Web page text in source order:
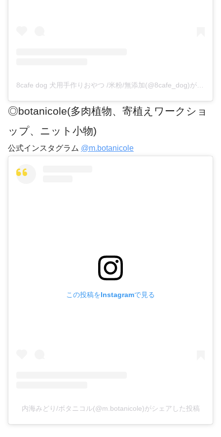
◎botanicole(多肉植物、寄植えワークショ
ップ、ニット小物)
公式インスタグラム @m.botanicole
この投稿をInstagramで見る
内海みどり/ボタニコル(@m.botanicole)がシェアした投稿